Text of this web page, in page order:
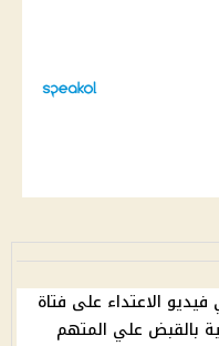
الاعتداء على فتاة
بالقبض علي المتهم